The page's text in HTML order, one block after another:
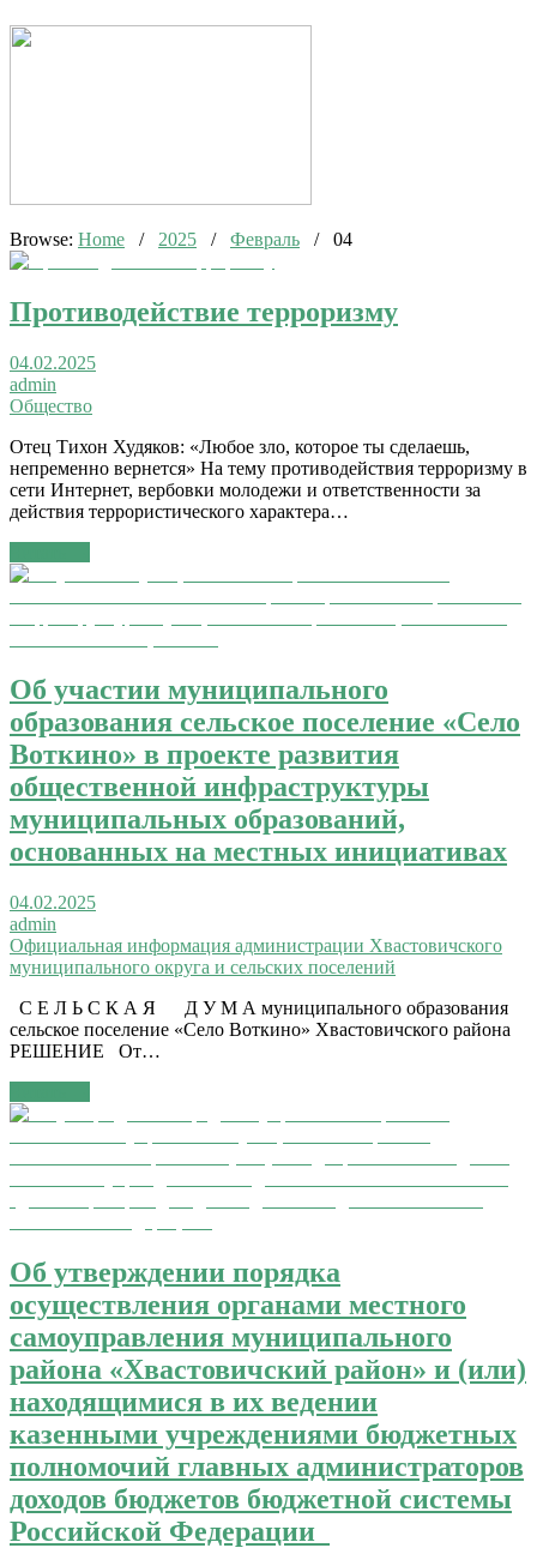
Browse: Home / 2025 / Февраль / 04
Противодействие терроризму
04.02.2025
admin
Общество
Отец Тихон Худяков: «Любое зло, которое ты сделаешь,
непременно вернется» На тему противодействия терроризму в
сети Интернет, вербовки молодежи и ответственности за
действия террористического характера…
Об участии муниципального
образования сельское поселение «Село
Воткино» в проекте развития
общественной инфраструктуры
муниципальных образований,
основанных на местных инициативах
04.02.2025
admin
Официальная информация администрации Хвастовичского
муниципального округа и сельских поселений
С Е Л Ь С К А Я Д У М А муниципального образования
сельское поселение «Село Воткино» Хвастовичского района
РЕШЕНИЕ От…
Об утверждении порядка
осуществления органами местного
самоуправления муниципального
района «Хвастовичский район» и (или)
находящимися в их ведении
казенными учреждениями бюджетных
полномочий главных администраторов
доходов бюджетов бюджетной системы
Российской Федерации